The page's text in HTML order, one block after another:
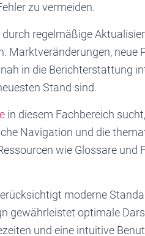
zu vermeiden.
regelmäßige
Marktveränderungen, neue
in die Berichterstattung
Stand sind.
in diesem Fachbereich
Navigation und die
wie Glossare und
moderne
gewährleistet optimale
und eine intuitive